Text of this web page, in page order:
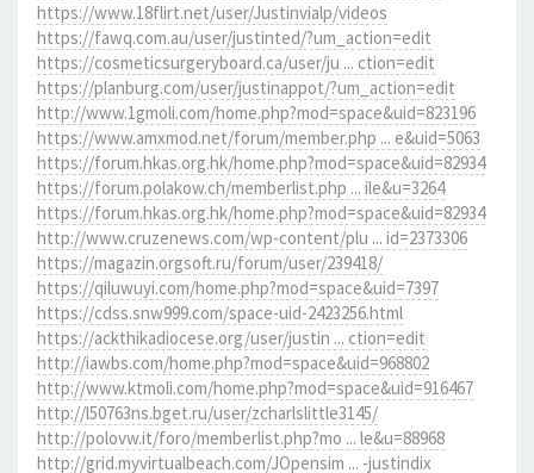
https://www.18flirt.net/user/Justinvialp/videos
https://fawq.com.au/user/justinted/?um_action=edit
https://cosmeticsurgeryboard.ca/user/ju ... ction=edit
https://planburg.com/user/justinappot/?um_action=edit
http://www.1gmoli.com/home.php?mod=space&uid=823196
https://www.amxmod.net/forum/member.php ... e&uid=5063
https://forum.hkas.org.hk/home.php?mod=space&uid=82934
https://forum.polakow.ch/memberlist.php ... ile&u=3264
https://forum.hkas.org.hk/home.php?mod=space&uid=82934
http://www.cruzenews.com/wp-content/plu ... id=2373306
https://magazin.orgsoft.ru/forum/user/239418/
https://qiluwuyi.com/home.php?mod=space&uid=7397
https://cdss.snw999.com/space-uid-2423256.html
https://ackthikadiocese.org/user/justin ... ction=edit
http://iawbs.com/home.php?mod=space&uid=968802
http://www.ktmoli.com/home.php?mod=space&uid=916467
http://l50763ns.bget.ru/user/zcharlslittle3145/
http://polovw.it/foro/memberlist.php?mo ... le&u=88968
http://grid.myvirtualbeach.com/JOpensim ... -justindix